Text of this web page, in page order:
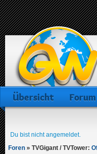
Übersicht Forum
Du bist nicht angemeldet.
Foren » TVGigant / TVTower: